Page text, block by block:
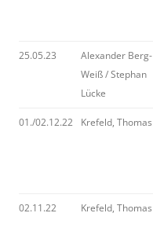
25.05.23
Alexander Berg-
Weiß / Stephan
Lücke
01./02.12.22 Krefeld, Thomas
02.11.22 Krefeld, Thomas